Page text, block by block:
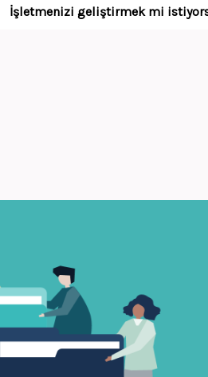
İşletmenizi geliştirmek mi